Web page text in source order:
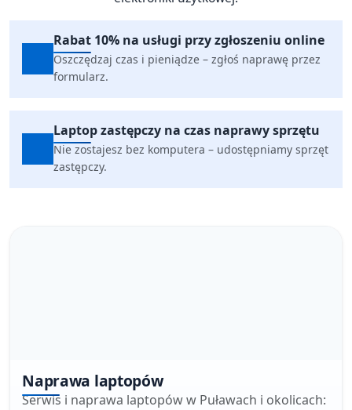
Rabat 10% na usługi przy zgłoszeniu online
Oszczędzaj czas i pieniądze – zgłoś naprawę przez
formularz.
Laptop zastępczy na czas naprawy sprzętu
Nie zostajesz bez komputera – udostępniamy sprzęt
zastępczy.
Naprawa laptopów
Serwis i naprawa laptopów w Puławach i okolicach: